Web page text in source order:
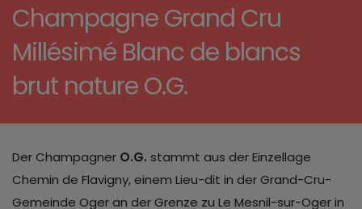
Champagne Grand Cru
Millésimé Blanc de blancs
brut nature O.G.
Der Champagner O.G. stammt aus der Einzellage
Chemin de Flavigny, einem Lieu-dit in der Grand-Cru-
Gemeinde Oger an der Grenze zu Le Mesnil-sur-Oger in